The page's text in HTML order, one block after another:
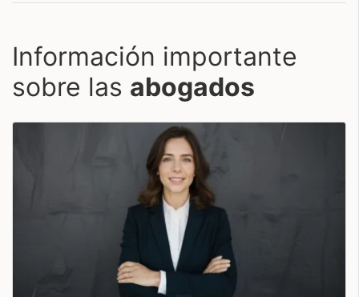
Información importante
sobre las abogados